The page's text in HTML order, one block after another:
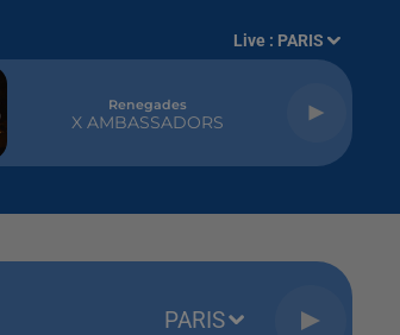
Live : PARIS
Renegades
X AMBASSADORS
PARIS